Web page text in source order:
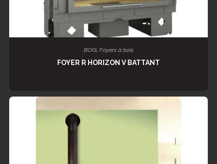
LIRE LA SUITE
BOIS, Foyers à bois
FOYER R HORIZON V BATTANT